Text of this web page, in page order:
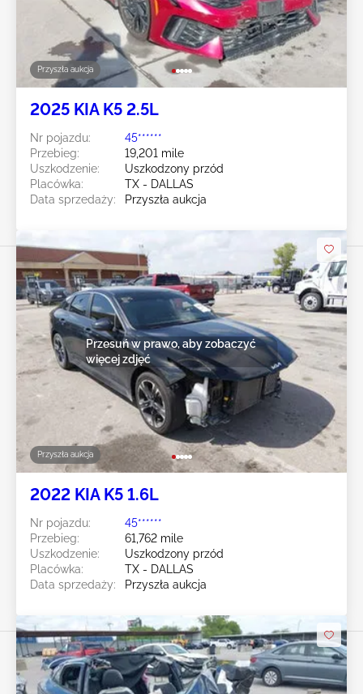
Przyszła aukcja
2025 KIA K5 2.5L
Nr pojazdu:
45******
Przebieg:
19,201 mile
Uszkodzenie:
Uszkodzony przód
Placówka:
TX - DALLAS
Data sprzedaży:
Przyszła aukcja
Przyszła aukcja
Przesuń w prawo, aby zobaczyć
więcej zdjęć
2022 KIA K5 1.6L
Nr pojazdu:
45******
Przebieg:
61,762 mile
Uszkodzenie:
Uszkodzony przód
Placówka:
TX - DALLAS
Data sprzedaży:
Przyszła aukcja